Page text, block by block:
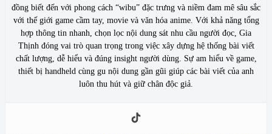
đồng biết đến với phong cách “wibu” đặc trưng và niềm đam mê sâu sắc
với thế giới game cầm tay, movie và văn hóa anime. Với khả năng tổng
hợp thông tin nhanh, chọn lọc nội dung sát nhu cầu người đọc, Gia
Thịnh đóng vai trò quan trọng trong việc xây dựng hệ thống bài viết
chất lượng, dễ hiểu và đúng insight người dùng. Sự am hiểu về game,
thiết bị handheld cùng gu nội dung gần gũi giúp các bài viết của anh
luôn thu hút và giữ chân độc giả.